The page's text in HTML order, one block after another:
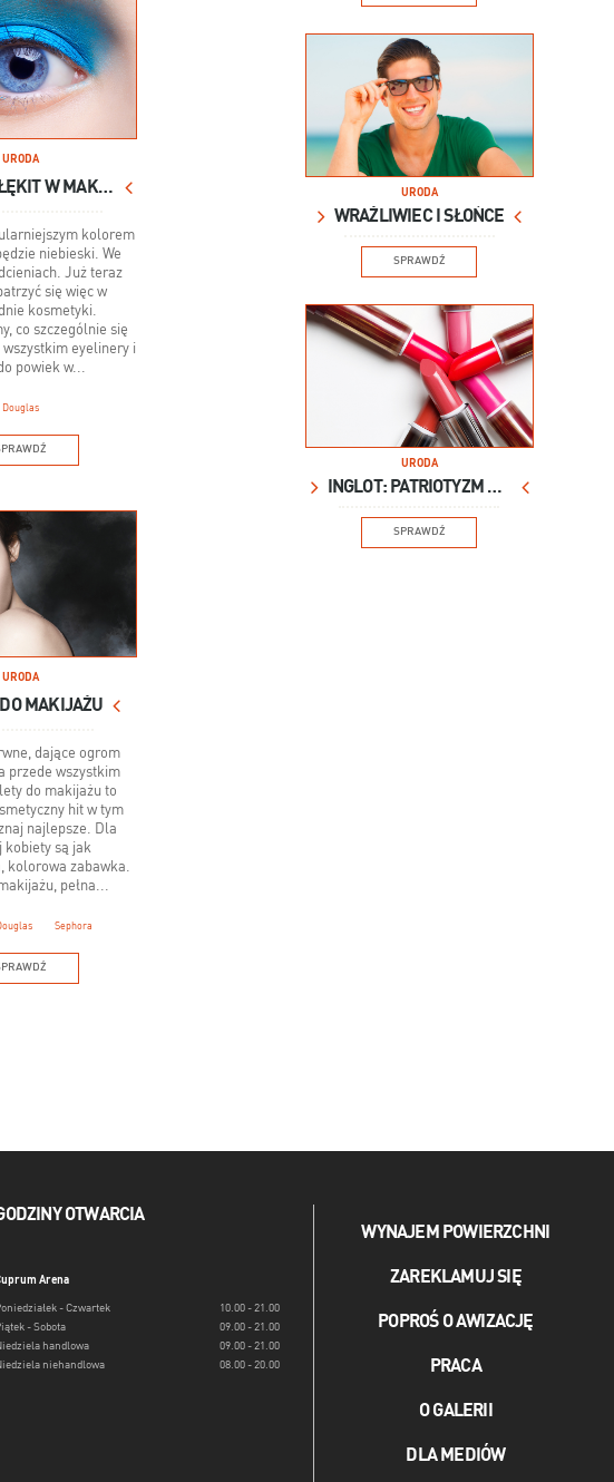
URODA
WIELKI BŁĘKIT W MAKIJAŻU
kolorem
niebieski. We
Już teraz
się więc w
kosmetyki.
co szczególnie się
wszystkim eyelinery i
powiek w...
Douglas
URODA
MAKIJAŻU
dające ogrom
przede wszystkim
do makijażu to
hit w tym
najlepsze. Dla
kobiety są jak
kolorowa zabawka.
pełna...
Douglas Sephora
URODA
WRAŻLIWIEC I SŁOŃCE
SPRAWDŹ
URODA
INGLOT: PATRIOTYZM NA USTACH
SPRAWDŹ
OTWARCIA
Arena
- Czwartek
10.00 - 21.00
- Sobota
09.00 - 21.00
handlowa
09.00 - 21.00
niehandlowa
08.00 - 20.00
WYNAJEM POWIERZCHNI
ZAREKLAMUJ SIĘ
POPROŚ O AWIZACJĘ
PRACA
O GALERII
DLA MEDIÓW